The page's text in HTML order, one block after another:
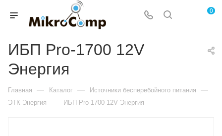
0
ИБП Pro-1700 12V
Энергия
Главная — Каталог — Источники бесперебойного питания —
ЭТК Энергия — ИБП Pro-1700 12V Энергия